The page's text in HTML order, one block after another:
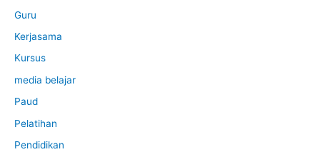
Guru
Kerjasama
Kursus
media belajar
Paud
Pelatihan
Pendidikan